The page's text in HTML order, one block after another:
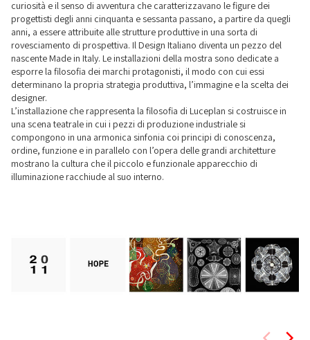
curiosità e il senso di avventura che caratterizzavano le figure dei
progettisti degli anni cinquanta e sessanta passano, a partire da quegli
anni, a essere attribuite alle strutture produttive in una sorta di
rovesciamento di prospettiva. Il Design Italiano diventa un pezzo del
nascente Made in Italy. Le installazioni della mostra sono dedicate a
esporre la filosofia dei marchi protagonisti, il modo con cui essi
determinano la propria strategia produttiva, l’immagine e la scelta dei
designer.
L’installazione che rappresenta la filosofia di Luceplan si costruisce in
una scena teatrale in cui i pezzi di produzione industriale si
compongono in una armonica sinfonia coi principi di conoscenza,
ordine, funzione e in parallelo con l’opera delle grandi architetture
mostrano la cultura che il piccolo e funzionale apparecchio di
illuminazione racchiude al suo interno.